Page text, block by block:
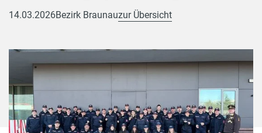
14.03.2026Bezirk Braunauzur Übersicht